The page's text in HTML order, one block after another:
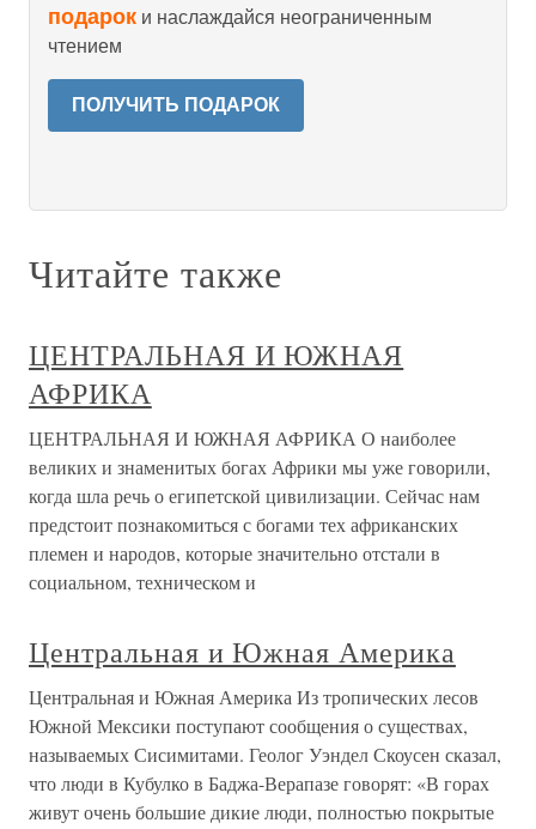
подарок и наслаждайся неограниченным
чтением
ПОЛУЧИТЬ ПОДАРОК
Читайте также
ЦЕНТРАЛЬНАЯ И ЮЖНАЯ
АФРИКА
ЦЕНТРАЛЬНАЯ И ЮЖНАЯ АФРИКА О наиболее
великих и знаменитых богах Африки мы уже говорили,
когда шла речь о египетской цивилизации. Сейчас нам
предстоит познакомиться с богами тех африканских
племен и народов, которые значительно отстали в
социальном, техническом и
Центральная и Южная Америка
Центральная и Южная Америка Из тропических лесов
Южной Мексики поступают сообщения о существах,
называемых Сисимитами. Геолог Уэндел Скоусен сказал,
что люди в Кубулко в Баджа-Верапазе говорят: «В горах
живут очень большие дикие люди, полностью покрытые